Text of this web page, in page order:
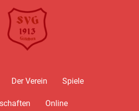
Der Verein Spiele
Online